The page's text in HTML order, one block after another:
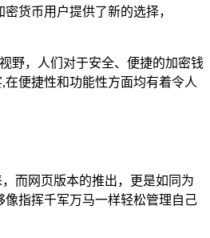
货币用户提供了新的选择，
野，人们对于安全、便捷的加密钱
便捷性和功能性方面均有着令人
而网页版本的推出，更是如同为
指挥千军万马一样轻松管理自己